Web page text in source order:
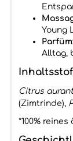
Young
Alltag,
Citrus
(Zimtrinde),
*100%